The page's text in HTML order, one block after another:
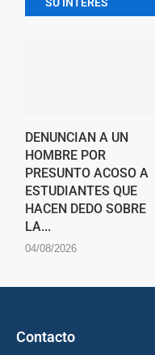
SU INTERES
DENUNCIAN A UN
HOMBRE POR
PRESUNTO ACOSO A
ESTUDIANTES QUE
HACEN DEDO SOBRE
LA...
04/08/2026
Contacto